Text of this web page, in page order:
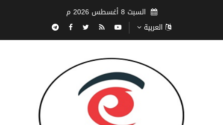
السبت 8 أغسطس 2026 م
العربية